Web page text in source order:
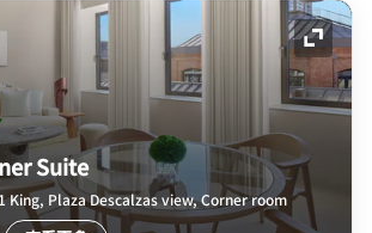
展开
Suite
King, Plaza Descalzas view, Corner room